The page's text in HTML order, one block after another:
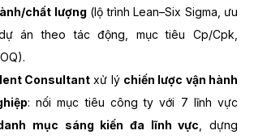
chất lượng (lộ trình Lean–Six Sigma, ưu
án theo tác động, mục tiêu Cp/Cpk,
Consultant xử lý chiến lược vận hành
: nối mục tiêu công ty với 7 lĩnh vực
mục sáng kiến đa lĩnh vực , dựng